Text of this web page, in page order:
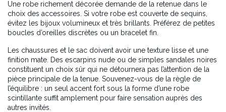
Une robe richement décorée demande de la retenue dans le
choix des accessoires. Si votre robe est couverte de sequins,
évitez les bijoux volumineux et très brillants. Préférez de petites
boucles d’oreilles discrètes ou un bracelet fin.
Les chaussures et le sac doivent avoir une texture lisse et une
finition mate. Des escarpins nude ou de simples sandales noires
constituent un choix sûr qui ne détournera pas l’attention de la
pièce principale de la tenue. Souvenez-vous de la règle de
l’équilibre : un seul accent fort sous la forme d’une robe
scintillante suffit amplement pour faire sensation auprès des
autres invités.